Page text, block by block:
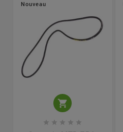
Nouveau

    